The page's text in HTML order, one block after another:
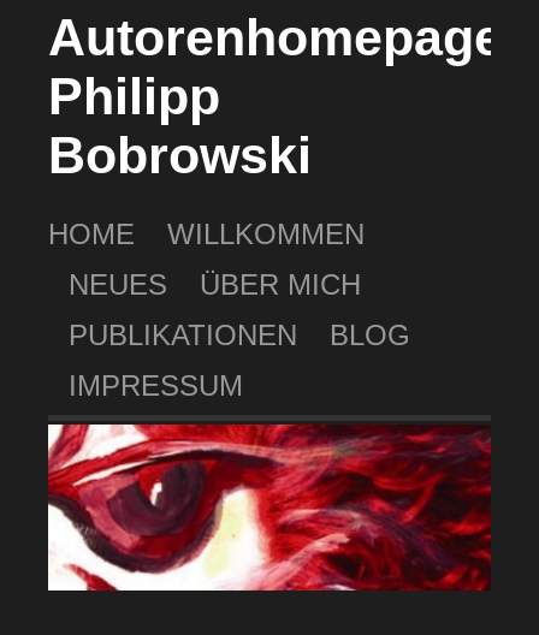
Autorenhomepage
Philipp
Bobrowski
HOME
WILLKOMMEN
NEUES
ÜBER MICH
PUBLIKATIONEN
BLOG
IMPRESSUM